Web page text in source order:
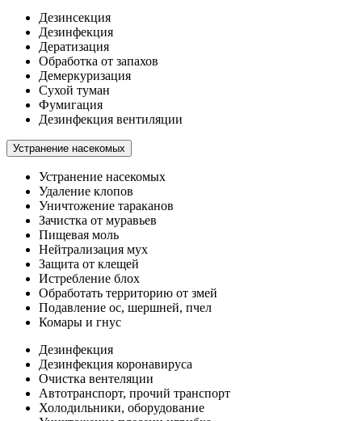
Дезинсекция
Дезинфекция
Дератизация
Обработка от запахов
Демеркуризация
Сухой туман
Фумигация
Дезинфекция вентиляции
Устранение насекомых
Устранение насекомых
Удаление клопов
Уничтожение тараканов
Зачистка от муравьев
Пищевая моль
Нейтрализация мух
Защита от клещей
Истребление блох
Обработать территорию от змей
Подавление ос, шершней, пчел
Комары и гнус
Дезинфекция
Дезинфекция коронавируса
Очистка вентеляции
Автотранспорт, прочий транспорт
Холодильники, оборудование